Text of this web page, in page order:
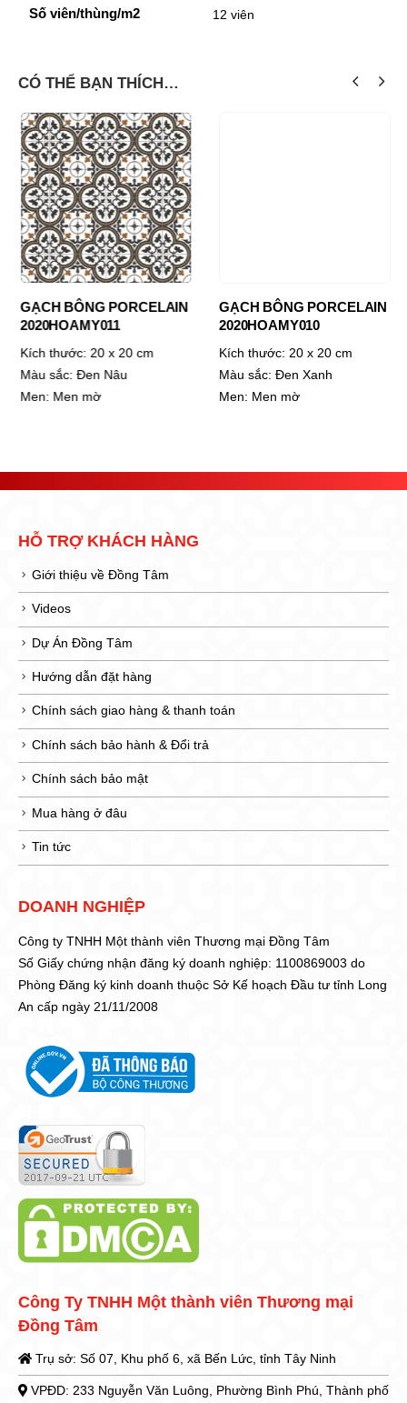
Số viên/thùng/m2 12 viên
CÓ THỂ BẠN THÍCH…
GẠCH BÔNG PORCELAIN
2020HOAMY011
Kích thước:20 x 20 cm
Màu sắc:Đen Nâu
Men:Men mờ
GẠCH BÔNG PORCELAIN
2020HOAMY010
Kích thước:20 x 20 cm
Màu sắc:Đen Xanh
Men:Men mờ
HỖ TRỢ KHÁCH HÀNG
Giới thiệu về Đồng Tâm
Videos
Dự Án Đồng Tâm
Hướng dẫn đặt hàng
Chính sách giao hàng & thanh toán
Chính sách bảo hành & Đổi trả
Chính sách bảo mật
Mua hàng ở đâu
Tin tức
DOANH NGHIỆP
Công ty TNHH Một thành viên Thương mại Đồng Tâm
Số Giấy chứng nhận đăng ký doanh nghiệp: 1100869003 do
Phòng Đăng ký kinh doanh thuộc Sở Kế hoạch Đầu tư tỉnh Long
An cấp ngày 21/11/2008
Công Ty TNHH Một thành viên Thương mại
Đồng Tâm
Trụ sở: Số 07, Khu phố 6, xã Bến Lức, tỉnh Tây Ninh
VPĐD: 233 Nguyễn Văn Luông, Phường Bình Phú, Thành phố